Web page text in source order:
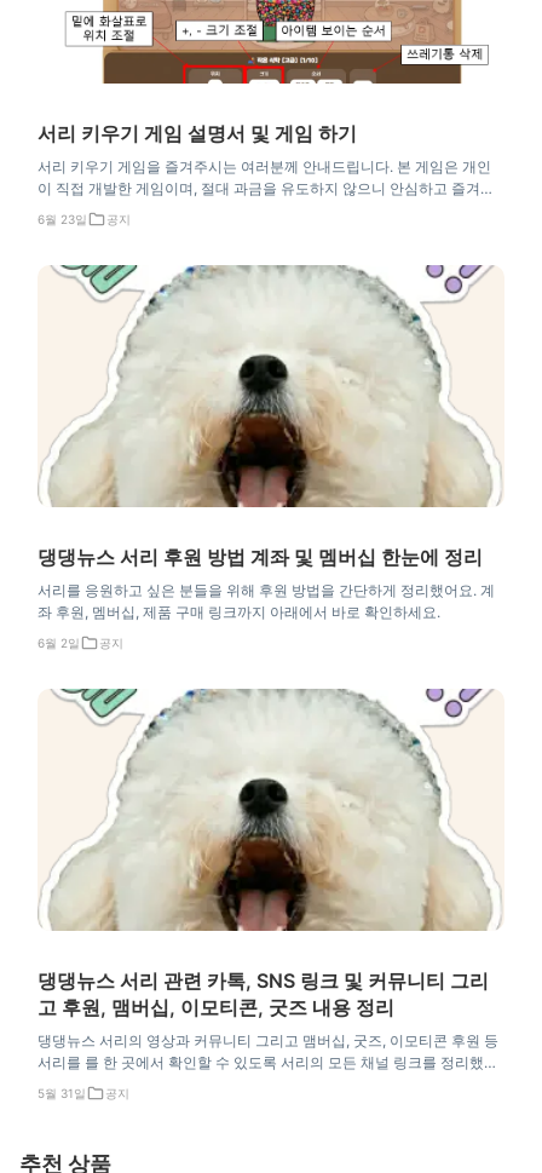
서리 키우기 게임 설명서 및 게임 하기
서리 키우기 게임을 즐겨주시는 여러분께 안내드립니다. 본 게임은 개인
이 직접 개발한 게임이며, 절대 과금을 유도하지 않으니 안심하고 즐겨주
세요. 뼈코인 모으는 법부터 서리 돌보기, 꾸미기, 미니게임, 농장, 랭킹, 기
능 해금 레벨까지 게임 이용에 필요한 내용을 한곳에 정리해 드립니다. 최
6월 23일 공지
댕댕뉴스 서리 후원 방법 계좌 및 멤버십 한눈에 정리
서리를 응원하고 싶은 분들을 위해 후원 방법을 간단하게 정리했어요. 계
좌 후원, 멤버십, 제품 구매 링크까지 아래에서 바로 확인하세요.
6월 2일 공지
댕댕뉴스 서리 관련 카톡, SNS 링크 및 커뮤니티 그리
고 후원, 맴버십, 이모티콘, 굿즈 내용 정리
댕댕뉴스 서리의 영상과 커뮤니티 그리고 맴버십, 굿즈, 이모티콘 후원 등
서리를 를 한 곳에서 확인할 수 있도록 서리의 모든 채널 링크를 정리했어
요. 여기서 바로 확인하세요.
5월 31일 공지
추천 상품